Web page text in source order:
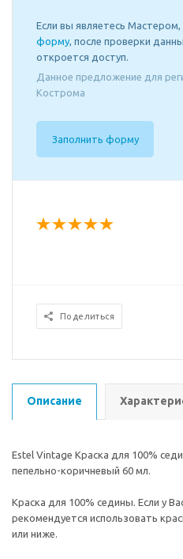
Если вы являетесь
форму, после проверки
откроется доступ.
Данное предложение для
Кострома
Заполнить форму
Поделиться
Описание
Estel Vintage Краска для 100%
пепельно-коричневый 60 мл.
Краска для 100% седины. Если у
рекомендуется использовать
или ниже.